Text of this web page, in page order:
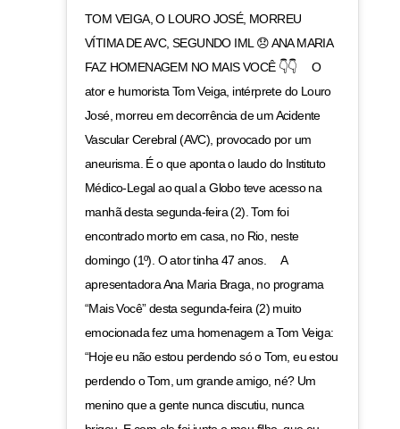
TOM VEIGA, O LOURO JOSÉ, MORREU
VÍTIMA DE AVC, SEGUNDO IML 😞 ANA MARIA
FAZ HOMENAGEM NO MAIS VOCÊ 👇👇 ⠀ O
ator e humorista Tom Veiga, intérprete do Louro
José, morreu em decorrência de um Acidente
Vascular Cerebral (AVC), provocado por um
aneurisma. É o que aponta o laudo do Instituto
Médico-Legal ao qual a Globo teve acesso na
manhã desta segunda-feira (2). Tom foi
encontrado morto em casa, no Rio, neste
domingo (1º). O ator tinha 47 anos. ⠀ A
apresentadora Ana Maria Braga, no programa
“Mais Você” desta segunda-feira (2) muito
emocionada fez uma homenagem a Tom Veiga:
“Hoje eu não estou perdendo só o Tom, eu estou
perdendo o Tom, um grande amigo, né? Um
menino que a gente nunca discutiu, nunca